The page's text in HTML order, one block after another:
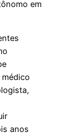
em
anos